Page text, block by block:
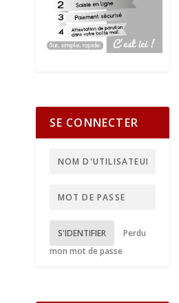
SE CONNECTER
S'IDENTIFIER
Perdu
mon mot de passe